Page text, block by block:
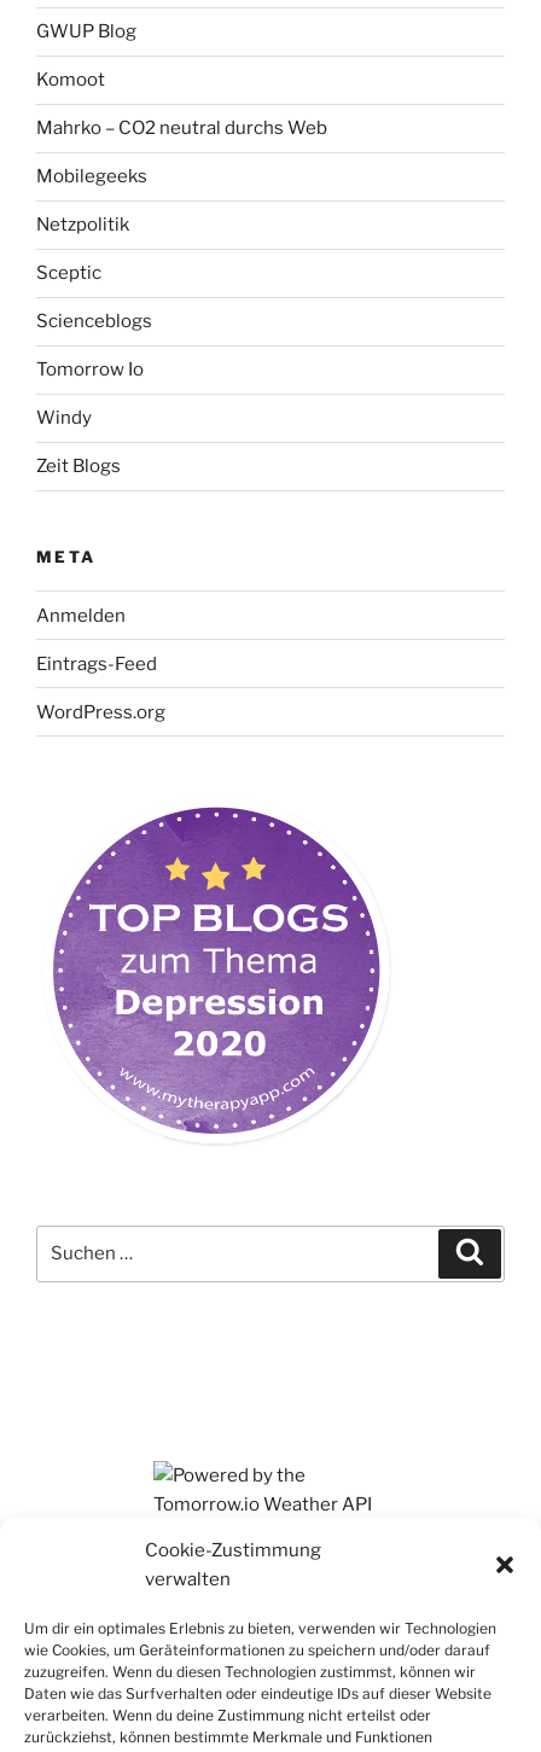
Cookie-Zustimmung
verwalten
Um dir ein optimales Erlebnis zu bieten, verwenden wir Technologien
wie Cookies, um Geräteinformationen zu speichern und/oder darauf
zuzugreifen. Wenn du diesen Technologien zustimmst, können wir
Daten wie das Surfverhalten oder eindeutige IDs auf dieser Website
verarbeiten. Wenn du deine Zustimmung nicht erteilst oder
zurückziehst, können bestimmte Merkmale und Funktionen
GWUP Blog
Komoot
Mahrko – CO2 neutral durchs Web
Mobilegeeks
Netzpolitik
Sceptic
Scienceblogs
Tomorrow Io
Windy
Zeit Blogs
META
Anmelden
Eintrags-Feed
WordPress.org
nach: